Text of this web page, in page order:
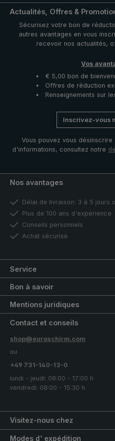
qu'une boussole intégrée dans
Actualités, Offres &
Sécurisez votre bon de
autres avantages en vous
recevoir nos actualités,
Vos
€ 5,00 bon de
Offres de réduction
Renseignements sur
Inscrivez-vous
Vous pouvez vous désinscrire
d'informations, consultez notre
Nos avantages
Délai de livraison: 3 à 5 jours
Plus de 100 ans d'expérience
Conseils personnels
Achat sécurisé
Service
Bon à savoir
Mentions juridiques
Visitez-nous chez
Contact et conseils
shop@euroschirm.com
ou
+49 731-140-13-0
lundi - jeudi: 08:00 - 17:00 h
vendredi: 08:00 - 15:30 h
Modes d' expédition